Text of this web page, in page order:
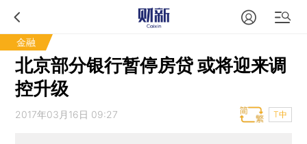
金融
北京部分银行暂停房贷 或将迎来调
控升级
2017年03月16日 09:27 T中